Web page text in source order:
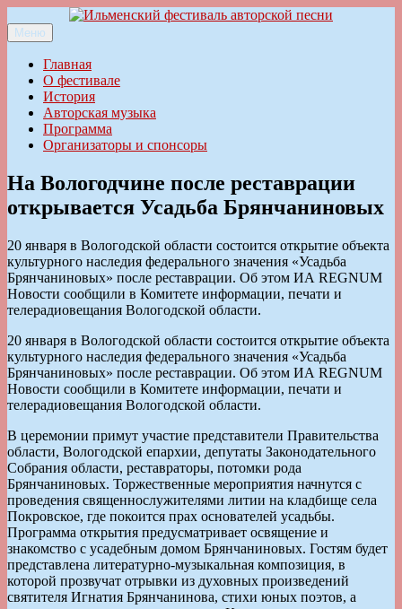
к
содержимому
Ильменский фестиваль авторской песни
Меню
Главная
О фестивале
История
Авторская музыка
Программа
Организаторы и спонсоры
На Вологодчине после реставрации
открывается Усадьба Брянчаниновых
20 января в Вологодской области состоится открытие объекта
культурного наследия федерального значения «Усадьба
Брянчаниновых» после реставрации. Об этом ИА REGNUM
Новости сообщили в Комитете информации, печати и
телерадиовещания Вологодской области.
20 января в Вологодской области состоится открытие объекта
культурного наследия федерального значения «Усадьба
Брянчаниновых» после реставрации. Об этом ИА REGNUM
Новости сообщили в Комитете информации, печати и
телерадиовещания Вологодской области.
В церемонии примут участие представители Правительства
области, Вологодской епархии, депутаты Законодательного
Собрания области, реставраторы, потомки рода
Брянчаниновых. Торжественные мероприятия начнутся с
проведения священнослужителями литии на кладбище села
Покровское, где покоится прах основателей усадьбы.
Программа открытия предусматривает освящение и
знакомство с усадебным домом Брянчаниновых. Гостям будет
представлена литературно-музыкальная композиция, в
которой прозвучат отрывки из духовных произведений
святителя Игнатия Брянчанинова, стихи юных поэтов, а